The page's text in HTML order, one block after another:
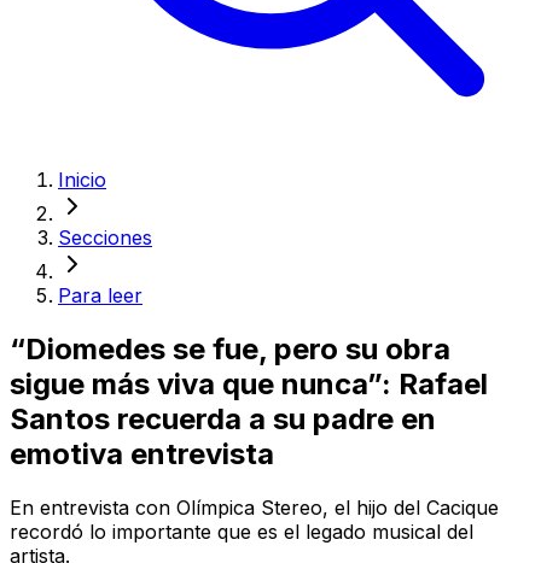
Inicio
Secciones
Para leer
“Diomedes se fue, pero su obra
sigue más viva que nunca”: Rafael
Santos recuerda a su padre en
emotiva entrevista
En entrevista con Olímpica Stereo, el hijo del Cacique
recordó lo importante que es el legado musical del
artista.